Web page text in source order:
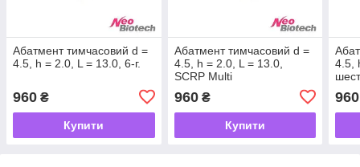
Абатмент тимчасовий d =
4.5, h = 2.0, L = 13.0, 6-г.
960 ₴
Купити
Абатмент тимчасовий d =
4.5, h = 2.0, L = 13.0,
SCRP Multi
960₴
Купити
4.5,
960